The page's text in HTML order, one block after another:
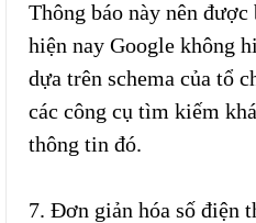
Thông báo này nên
hiện nay Google không
dựa trên schema của tổ
các công cụ tìm kiếm
thông tin đó.
7. Đơn giản hóa số điện